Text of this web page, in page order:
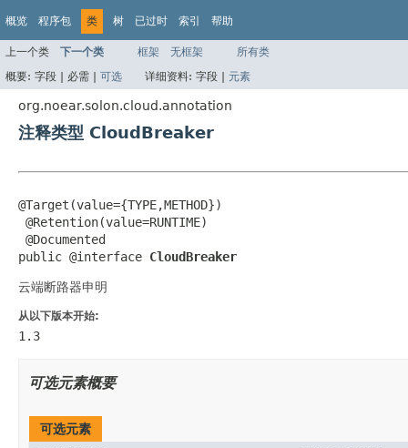
概览 程序包 类 树 已过时 索引 帮助
上一个类 下一个类 框架 无框架
所有类
概要: 字段 | 必需 | 可选 详细资料: 字段 | 元素
org.noear.solon.cloud.annotation
注释类型 CloudBreaker
@Target(value={TYPE,METHOD})
@Retention(value=RUNTIME)
@Documented
public @interface CloudBreaker
云端断路器申明
从以下版本开始:
1.3
可选元素概要
可选元素